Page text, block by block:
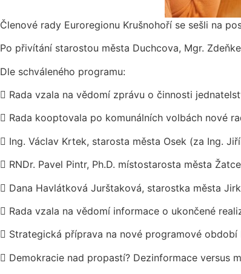
Členové rady Euroregionu Krušnohoří se sešli na
Po přivítání starostou města Duchcova, Mgr.
Dle schváleného programu:
 Rada vzala na vědomí zprávu o činnosti
 Rada kooptovala po komunálních volbách nové
 Ing. Václav Krtek, starosta města Osek (za Ing.
 RNDr. Pavel Pintr, Ph.D. místostarosta města
 Dana Havlátková Jurštaková, starostka města
 Rada vzala na vědomí informace o ukončené
 Strategická příprava na nové programové období
 Demokracie nad propastí? Dezinformace versus